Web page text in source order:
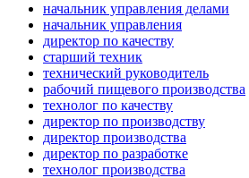
начальник управления делами
начальник управления
директор по качеству
старший техник
технический руководитель
рабочий пищевого производства
технолог по качеству
директор по производству
директор производства
директор по разработке
технолог производства